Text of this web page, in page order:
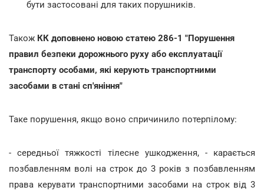
бути застосовані для таких порушників.
Також КК доповнено новою статею 286-1 "Порушення
правил безпеки дорожнього руху або експлуатації
транспорту особами, які керують транспортними
засобами в стані сп'яніння"
Таке порушення, якщо воно спричинило потерпілому:
- середньої тяжкості тілесне ушкодження, - карається
позбавленням волі на строк до 3 років з позбавленням
права керувати транспортними засобами на строк від 3